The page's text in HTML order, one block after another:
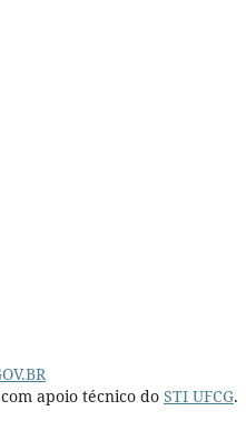
com apoio técnico do STI UFCG.